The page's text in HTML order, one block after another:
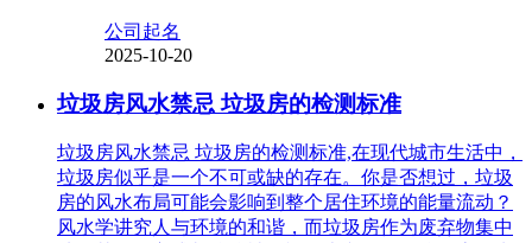
公司起名
2025-10-20
垃圾房风水禁忌 垃圾房的检测标准
垃圾房风水禁忌 垃圾房的检测标准,在现代城市生活中，
垃圾房似乎是一个不可或缺的存在。你是否想过，垃圾
房的风水布局可能会影响到整个居住环境的能量流动？
风水学讲究人与环境的和谐，而垃圾房作为废弃物集中